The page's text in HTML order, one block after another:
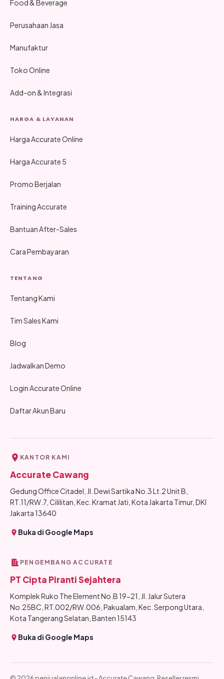
Food & Beverage
Perusahaan Jasa
Manufaktur
Toko Online
Add-on & Integrasi
HARGA & LAYANAN
Harga Accurate Online
Harga Accurate 5
Promo Berjalan
Training Accurate
Bantuan After-Sales
Cara Pembayaran
TENTANG
Tentang Kami
Tim Sales Kami
Blog
Jadwalkan Demo
Login Accurate Online
Daftar Akun Baru
KANTOR KAMI
Accurate Cawang
Gedung Office Citadel, Jl. Dewi Sartika No.3 Lt.2 Unit B,
RT.11/RW.7, Cililitan, Kec. Kramat Jati, Kota Jakarta Timur, DKI
Jakarta 13640
Buka di Google Maps
PENGEMBANG ACCURATE
PT Cipta Piranti Sejahtera
Komplek Ruko The Element No.B 19-21, Jl. Jalur Sutera
No.25BC, RT.002/RW.006, Pakualam, Kec. Serpong Utara,
Kota Tangerang Selatan, Banten 15143
Buka di Google Maps